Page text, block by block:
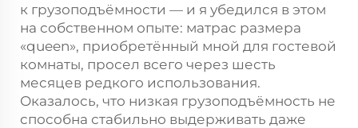
к грузоподъёмности — и я убедился в этом
на собственном опыте: матрас размера
«queen», приобретённый мной для гостевой
комнаты, просел всего через шесть
месяцев редкого использования.
Оказалось, что низкая грузоподъёмность не
способна стабильно выдерживать даже